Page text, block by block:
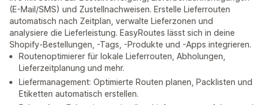
(E-Mail/SMS) und Zustellnachweisen. Erstelle Lieferrouten
automatisch nach Zeitplan, verwalte Lieferzonen und
analysiere die Lieferleistung. EasyRoutes lässt sich in deine
Shopify-Bestellungen, -Tags, -Produkte und -Apps integrieren.
Routenoptimierer für lokale Lieferrouten, Abholungen,
Lieferzeitplanung und mehr.
Liefermanagement: Optimierte Routen planen, Packlisten und
Etiketten automatisch erstellen.